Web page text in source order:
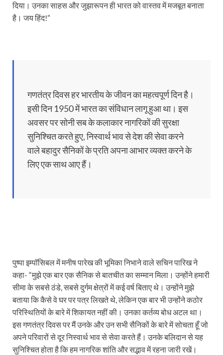
दिया। उनका साहस और जुझारूपन ही भारत को वास्तव में मजबूत बनाता
है। जय हिंद!”
गणतंत्र दिवस हर भारतीय के जीवन का महत्वपूर्ण दिन है।
इसी दिन 1950 में भारत का संविधान लागू हुआ था। इस
अवसर पर सोनी सब के कलाकार नागरिकों की सुरक्षा
सुनिश्चित करते हुए, निस्वार्थ भाव से देश की सेवा करने
वाले बहादुर सैनिकों के प्रति अपना आभार व्यक्त करने के
लिए एक साथ आए हैं।
पुष्पा इम्पॉसिबल में मनीष पारेख की भूमिका निभाने वाले सचिन पारिख ने
कहा- “मुझे एक बार एक सैनिक से बातचीत का सम्मान मिला। उन्होंने हमारी
सीमा के सबसे ठंडे, सबसे दुर्गम क्षेत्रों में कई वर्ष बिताए थे। उन्होंने मुझे
बताया कि कैसे वे घर पर पत्र लिखते थे, लेकिन एक बार भी उन्होंने कठोर
परिस्थितियों के बारे में शिकायत नहीं की। उनका कर्तव्य बोध अटल था।
इस गणतंत्र दिवस पर मैं उनके और उन सभी सैनिकों के बारे में सोचता हूँ जो
अपने परिवारों से दूर निस्वार्थ भाव से सेवा करते हैं। उनके बलिदान से यह
सुनिश्चित होता है कि हम नागरिक शांति और सद्भाव में रहना जारी रखें।